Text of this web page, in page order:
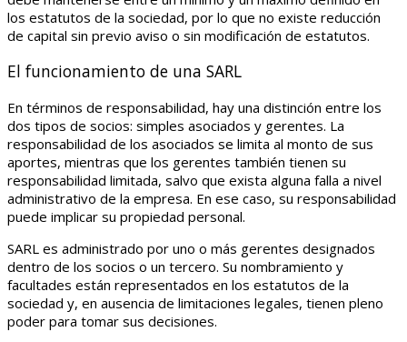
los estatutos de la sociedad, por lo que no existe reducción
de capital sin previo aviso o sin modificación de estatutos.
El funcionamiento de una SARL
En términos de responsabilidad, hay una distinción entre los
dos tipos de socios: simples asociados y gerentes. La
responsabilidad de los asociados se limita al monto de sus
aportes, mientras que los gerentes también tienen su
responsabilidad limitada, salvo que exista alguna falla a nivel
administrativo de la empresa. En ese caso, su responsabilidad
puede implicar su propiedad personal.
SARL es administrado por uno o más gerentes designados
dentro de los socios o un tercero. Su nombramiento y
facultades están representados en los estatutos de la
sociedad y, en ausencia de limitaciones legales, tienen pleno
poder para tomar sus decisiones.